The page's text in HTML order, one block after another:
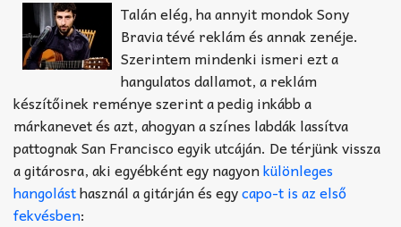
TABok
Talán elég, ha annyit mondok Sony
Bravia tévé reklám és annak zenéje.
Szerintem mindenki ismeri ezt a
hangulatos dallamot, a reklám
készítőinek reménye szerint a pedig inkább a
márkanevet és azt, ahogyan a színes labdák lassítva
pattognak San Francisco egyik utcáján. De térjünk vissza
a gitárosra, aki egyébként egy nagyonkülönleges
hangolásthasznál a gitárján és egycapo-t is az első
fekvésben: